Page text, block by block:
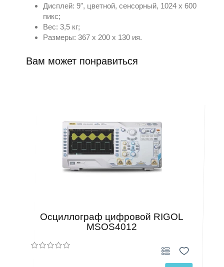
Дисплей: 9", цветной, сенсорный, 1024 х 600
пикс;
Вес: 3,5 кг;
Размеры: 367 x 200 x 130 ия.
Вам может понравиться
Осциллограф цифровой RIGOL
MSOS4012